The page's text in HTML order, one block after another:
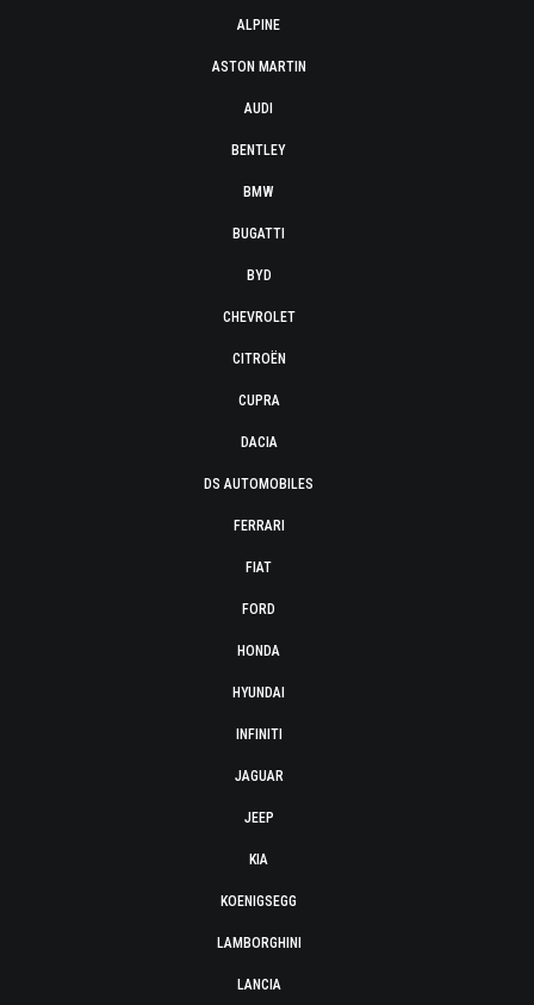
ALPINE
ASTON MARTIN
AUDI
BENTLEY
BMW
BUGATTI
BYD
CHEVROLET
CITROËN
CUPRA
DACIA
DS AUTOMOBILES
FERRARI
FIAT
FORD
HONDA
HYUNDAI
INFINITI
JAGUAR
JEEP
KIA
KOENIGSEGG
LAMBORGHINI
LANCIA